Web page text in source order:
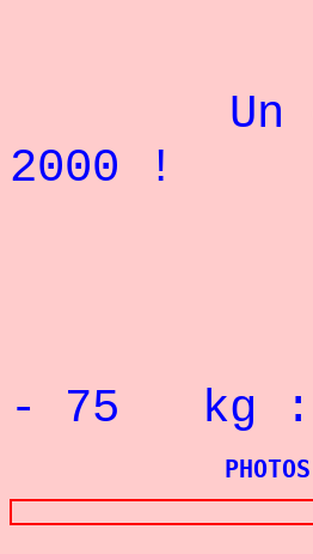
Un
2000 !
- 75 kg :